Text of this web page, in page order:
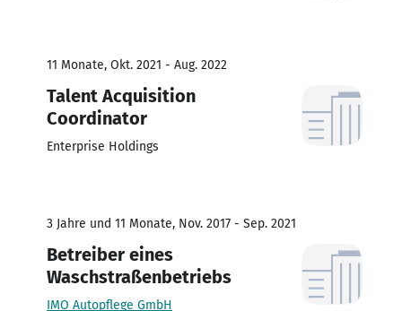
11 Monate, Okt. 2021 - Aug. 2022
Talent Acquisition
Coordinator
Enterprise Holdings
3 Jahre und 11 Monate, Nov. 2017 - Sep. 2021
Betreiber eines
Waschstraßenbetriebs
IMO Autopflege GmbH